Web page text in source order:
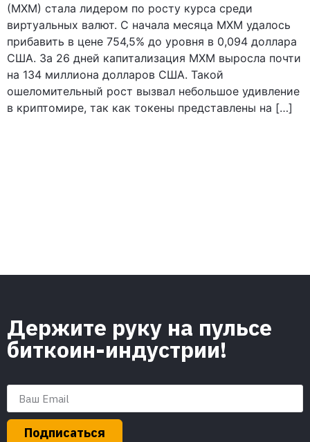
(MXM) стала лидером по росту курса среди
виртуальных валют. С начала месяца MXM удалось
прибавить в цене 754,5% до уровня в 0,094 доллара
США. За 26 дней капитализация MXM выросла почти
на 134 миллиона долларов США. Такой
ошеломительный рост вызвал небольшое удивление
в криптомире, так как токены представлены на […]
Держите руку на пульсе
биткоин-индустрии!
Подписаться